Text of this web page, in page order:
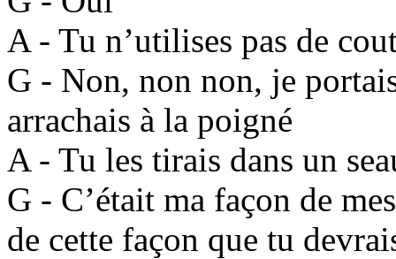
A - Tu n’utilises pas de
G - Non, non non, je
arrachais à la poigné
A - Tu les tirais dans un
G - C’était ma façon de
de cette façon que tu